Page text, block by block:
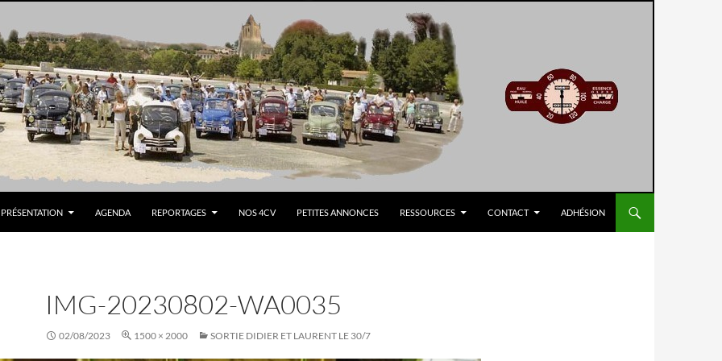
PRÉSENTATION AGENDA REPORTAGES NOS 4CV PETITES ANNONCES RESSOURCES CONTACT ADHÉSION
IMG-20230802-WA0035
02/08/2023 1500 × 2000 SORTIE DIDIER ET LAURENT LE 30/7